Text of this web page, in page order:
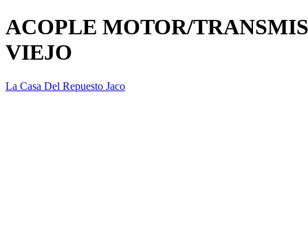
ACOPLE MOTOR/
VIEJO
La Casa Del Repuesto Jaco